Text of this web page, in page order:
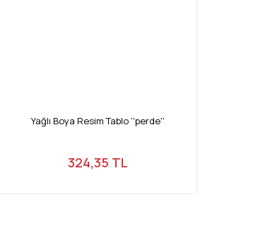
Yağlı Boya Resim Tablo ''perde''
324,35 TL